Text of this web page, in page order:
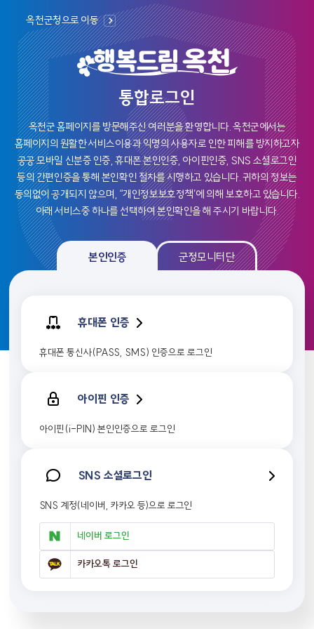
옥천군청으로 이동
통합로그인
옥천군 홈페이지를 방문해주신 여러분을 환영합니다.옥천군에서는
홈페이지의 원활한 서비스이용과 익명의 사용자로 인한 피해를 방지하고자
공공 모바일 신분증 인증, 휴대폰 본인인증, 아이핀인증, SNS 소셜로그인
등의간편인증을 통해 본인확인 절차를 시행하고 있습니다. 귀하의 정보는
동의없이 공개되지 않으며, “개인정보보호정책’에 의해 보호하고 있습니다.
아래 서비스중 하나를 선택하여 본인확인을 해 주시기 바랍니다.
본인인증 군정모니터단
휴대폰 인증
휴대폰 통신사(PASS, SMS) 인증으로 로그인
아이핀 인증
아이핀(i-PIN) 본인인증으로 로그인
SNS 소셜로그인
SNS 계정(네이버, 카카오 등)으로 로그인
네이버 로그인
카카오톡 로그인